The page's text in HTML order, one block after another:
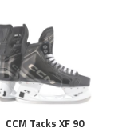
CCM Tacks XF 90